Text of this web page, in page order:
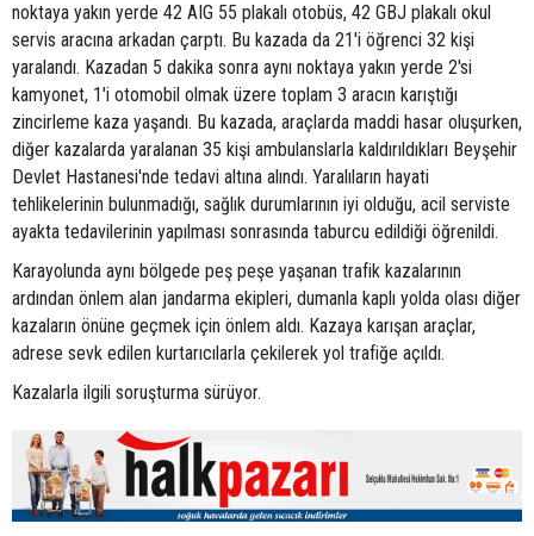
noktaya yakın yerde 42 AIG 55 plakalı otobüs, 42 GBJ plakalı okul
servis aracına arkadan çarptı. Bu kazada da 21'i öğrenci 32 kişi
yaralandı. Kazadan 5 dakika sonra aynı noktaya yakın yerde 2'si
kamyonet, 1'i otomobil olmak üzere toplam 3 aracın karıştığı
zincirleme kaza yaşandı. Bu kazada, araçlarda maddi hasar oluşurken,
diğer kazalarda yaralanan 35 kişi ambulanslarla kaldırıldıkları Beyşehir
Devlet Hastanesi'nde tedavi altına alındı. Yaralıların hayati
tehlikelerinin bulunmadığı, sağlık durumlarının iyi olduğu, acil serviste
ayakta tedavilerinin yapılması sonrasında taburcu edildiği öğrenildi.
Karayolunda aynı bölgede peş peşe yaşanan trafik kazalarının
ardından önlem alan jandarma ekipleri, dumanla kaplı yolda olası diğer
kazaların önüne geçmek için önlem aldı. Kazaya karışan araçlar,
adrese sevk edilen kurtarıcılarla çekilerek yol trafiğe açıldı.
Kazalarla ilgili soruşturma sürüyor.